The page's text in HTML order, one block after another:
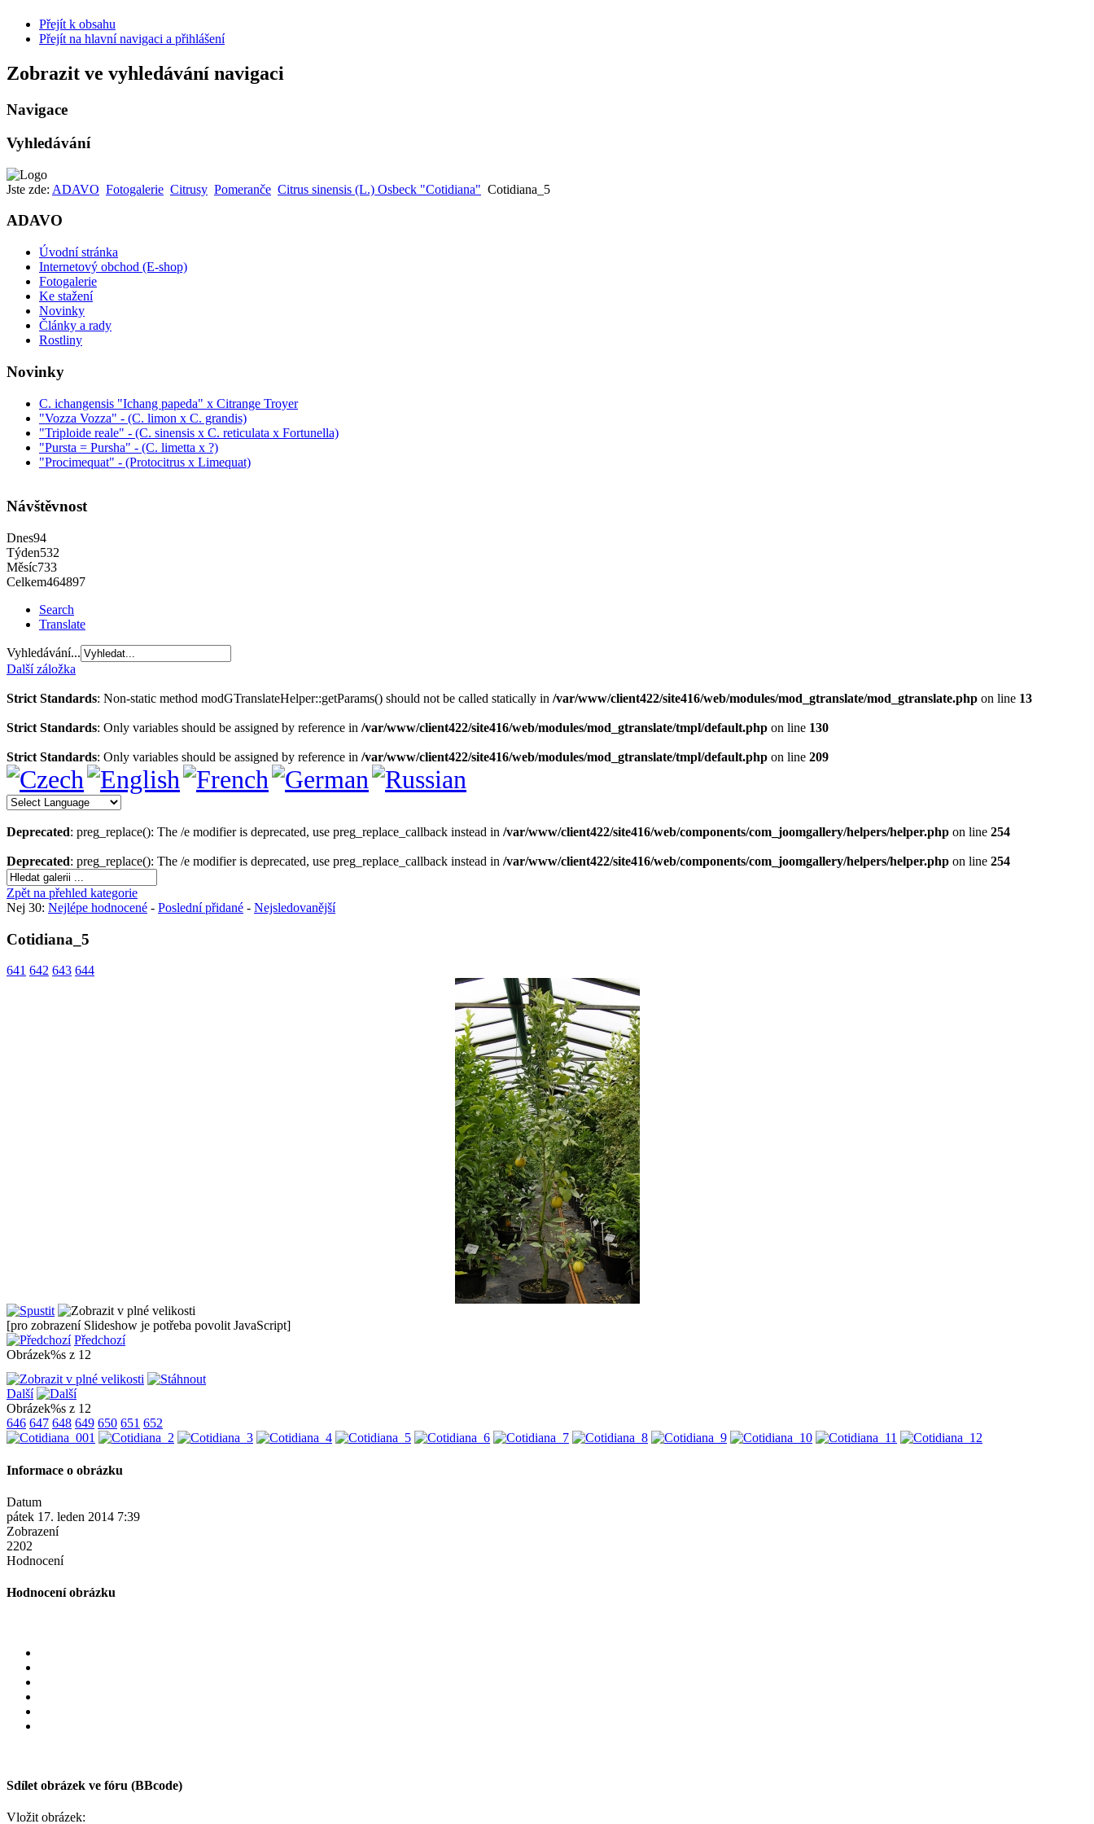
Přejít k obsahu
Přejít na hlavní navigaci a přihlášení
Zobrazit ve vyhledávání navigaci
Navigace
Vyhledávání
Jste zde: ADAVO Fotogalerie Citrusy Pomeranče Citrus sinensis (L.) Osbeck "Cotidiana" Cotidiana_5
ADAVO
Úvodní stránka
Internetový obchod (E-shop)
Fotogalerie
Ke stažení
Novinky
Články a rady
Rostliny
Novinky
C. ichangensis "Ichang papeda" x Citrange Troyer
"Vozza Vozza" - (C. limon x C. grandis)
"Triploide reale" - (C. sinensis x C. reticulata x Fortunella)
"Pursta = Pursha" - (C. limetta x ?)
"Procimequat" - (Protocitrus x Limequat)
Návštěvnost
Dnes94
Týden532
Měsíc733
Celkem464897
Search
Translate
Vyhledávání...
Další záložka
Strict Standards: Non-static method modGTranslateHelper::getParams() should not be called statically in /var/www/client422/site416/web/modules/mod_gtranslate/mod_gtranslate.php on line 13
Strict Standards: Only variables should be assigned by reference in /var/www/client422/site416/web/modules/mod_gtranslate/tmpl/default.php on line 130
Strict Standards: Only variables should be assigned by reference in /var/www/client422/site416/web/modules/mod_gtranslate/tmpl/default.php on line 209
Deprecated: preg_replace(): The /e modifier is deprecated, use preg_replace_callback instead in /var/www/client422/site416/web/components/com_joomgallery/helpers/helper.php on line 254
Deprecated: preg_replace(): The /e modifier is deprecated, use preg_replace_callback instead in /var/www/client422/site416/web/components/com_joomgallery/helpers/helper.php on line 254
Zpět na přehled kategorie
Nej 30: Nejlépe hodnocené - Poslední přidané - Nejsledovanější
Cotidiana_5
641 642 643 644
[pro zobrazení Slideshow je potřeba povolit JavaScript]
Předchozí
Obrázek%s z 12
Další
Obrázek%s z 12
646 647 648 649 650 651 652
Informace o obrázku
Datum
pátek 17. leden 2014 7:39
Zobrazení
2202
Hodnocení
Hodnocení obrázku
Sdílet obrázek ve fóru (BBcode)
Vložit obrázek: